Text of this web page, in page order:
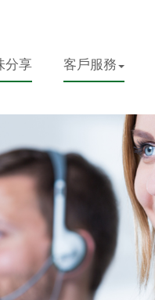
分享 客戶服務